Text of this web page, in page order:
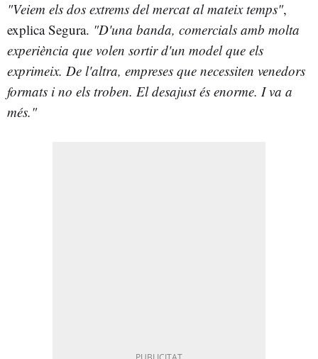
"Veiem els dos extrems del mercat al mateix temps",
explica Segura. "D'una banda, comercials amb molta
experiència que volen sortir d'un model que els
exprimeix. De l'altra, empreses que necessiten venedors
formats i no els troben. El desajust és enorme. I va a
més."